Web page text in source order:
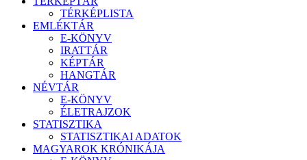
TÉRKÉPLISTA
EMLÉKTÁR
E-KÖNYV
IRATTÁR
KÉPTÁR
HANGTÁR
NÉVTÁR
E-KÖNYV
ÉLETRAJZOK
STATISZTIKA
STATISZTIKAI ADATOK
MAGYAROK KRÓNIKÁJA